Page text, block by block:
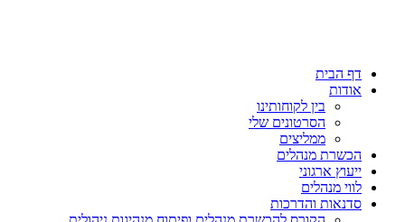
דף הבית
אודות
בין לקוחותינו
הסרטונים שלי
ממליצים
הכשרת מנהלים
ייעוץ ארגוני
לווי מנהלים
סדנאות והדרכות